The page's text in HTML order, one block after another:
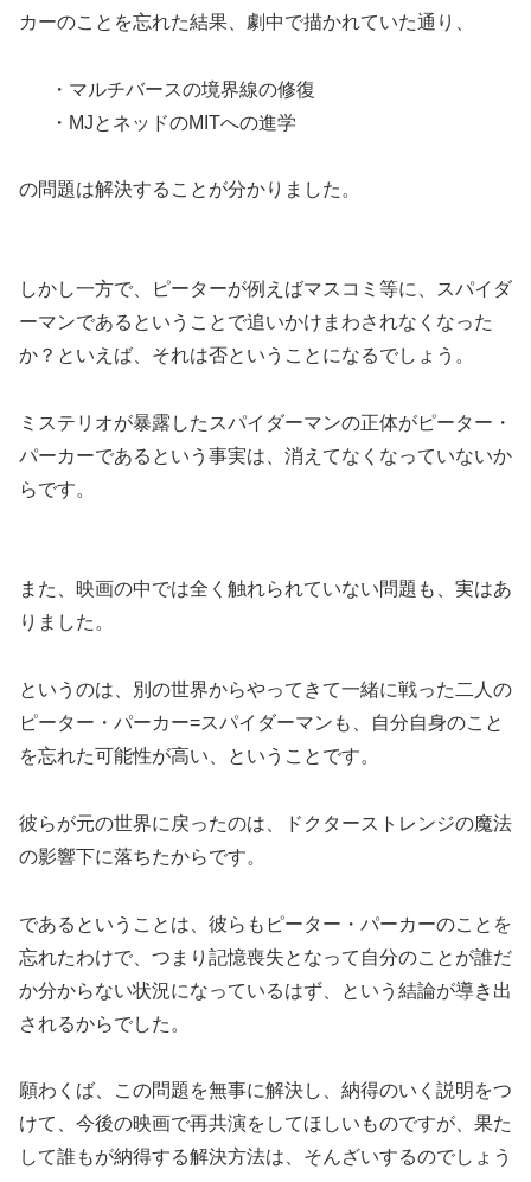
カーのことを忘れた結果、劇中で描かれていた通り、
・マルチバースの境界線の修復
・MJとネッドのMITへの進学
の問題は解決することが分かりました。
しかし一方で、ピーターが例えばマスコミ等に、スパイダ
ーマンであるということで追いかけまわされなくなった
か？といえば、それは否ということになるでしょう。
ミステリオが暴露したスパイダーマンの正体がピーター・
パーカーであるという事実は、消えてなくなっていないか
らです。
また、映画の中では全く触れられていない問題も、実はあ
りました。
というのは、別の世界からやってきて一緒に戦った二人の
ピーター・パーカー=スパイダーマンも、自分自身のこと
を忘れた可能性が高い、ということです。
彼らが元の世界に戻ったのは、ドクターストレンジの魔法
の影響下に落ちたからです。
であるということは、彼らもピーター・パーカーのことを
忘れたわけで、つまり記憶喪失となって自分のことが誰だ
か分からない状況になっているはず、という結論が導き出
されるからでした。
願わくば、この問題を無事に解決し、納得のいく説明をつ
けて、今後の映画で再共演をしてほしいものですが、果た
して誰もが納得する解決方法は、そんざいするのでしょう